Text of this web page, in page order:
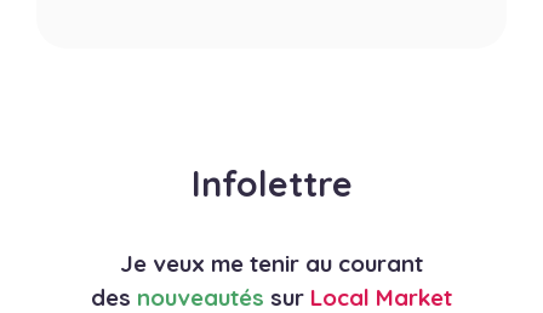
Infolettre
Je veux me tenir au courant
des nouveautés sur Local Market